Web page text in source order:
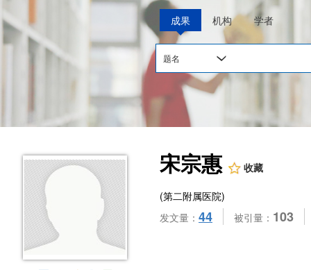
成果 机构 学者
题名
宋宗惠 收藏
(第二附属医院)
发文量： 44 被引量： 103